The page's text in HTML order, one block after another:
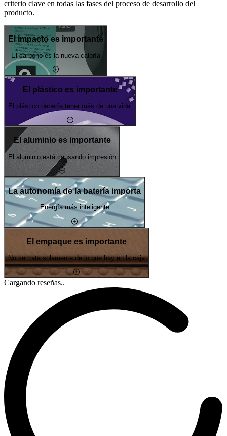
criterio clave en todas las fases del proceso de desarrollo del
producto.
El impacto es importante
El carbono es la nueva caloría
El plástico es importante
El plástico debería tener más de una vida.
El aluminio es importante
El aluminio está causando impresión
La autonomía de la batería importa
Energía más inteligente
El empaque es importante
No se trata solamente de lo que hay en la caja
Cargando reseñas..